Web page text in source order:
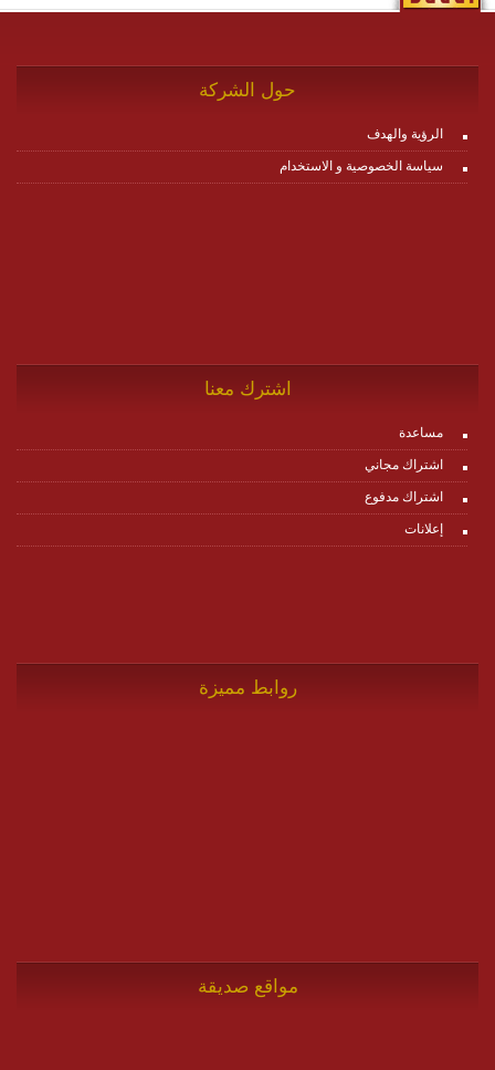
حول الشركة
الرؤية والهدف
سياسة الخصوصية و الاستخدام
اشترك معنا
مساعدة
اشتراك مجاني
اشتراك مدفوع
إعلانات
روابط مميزة
مواقع صديقة